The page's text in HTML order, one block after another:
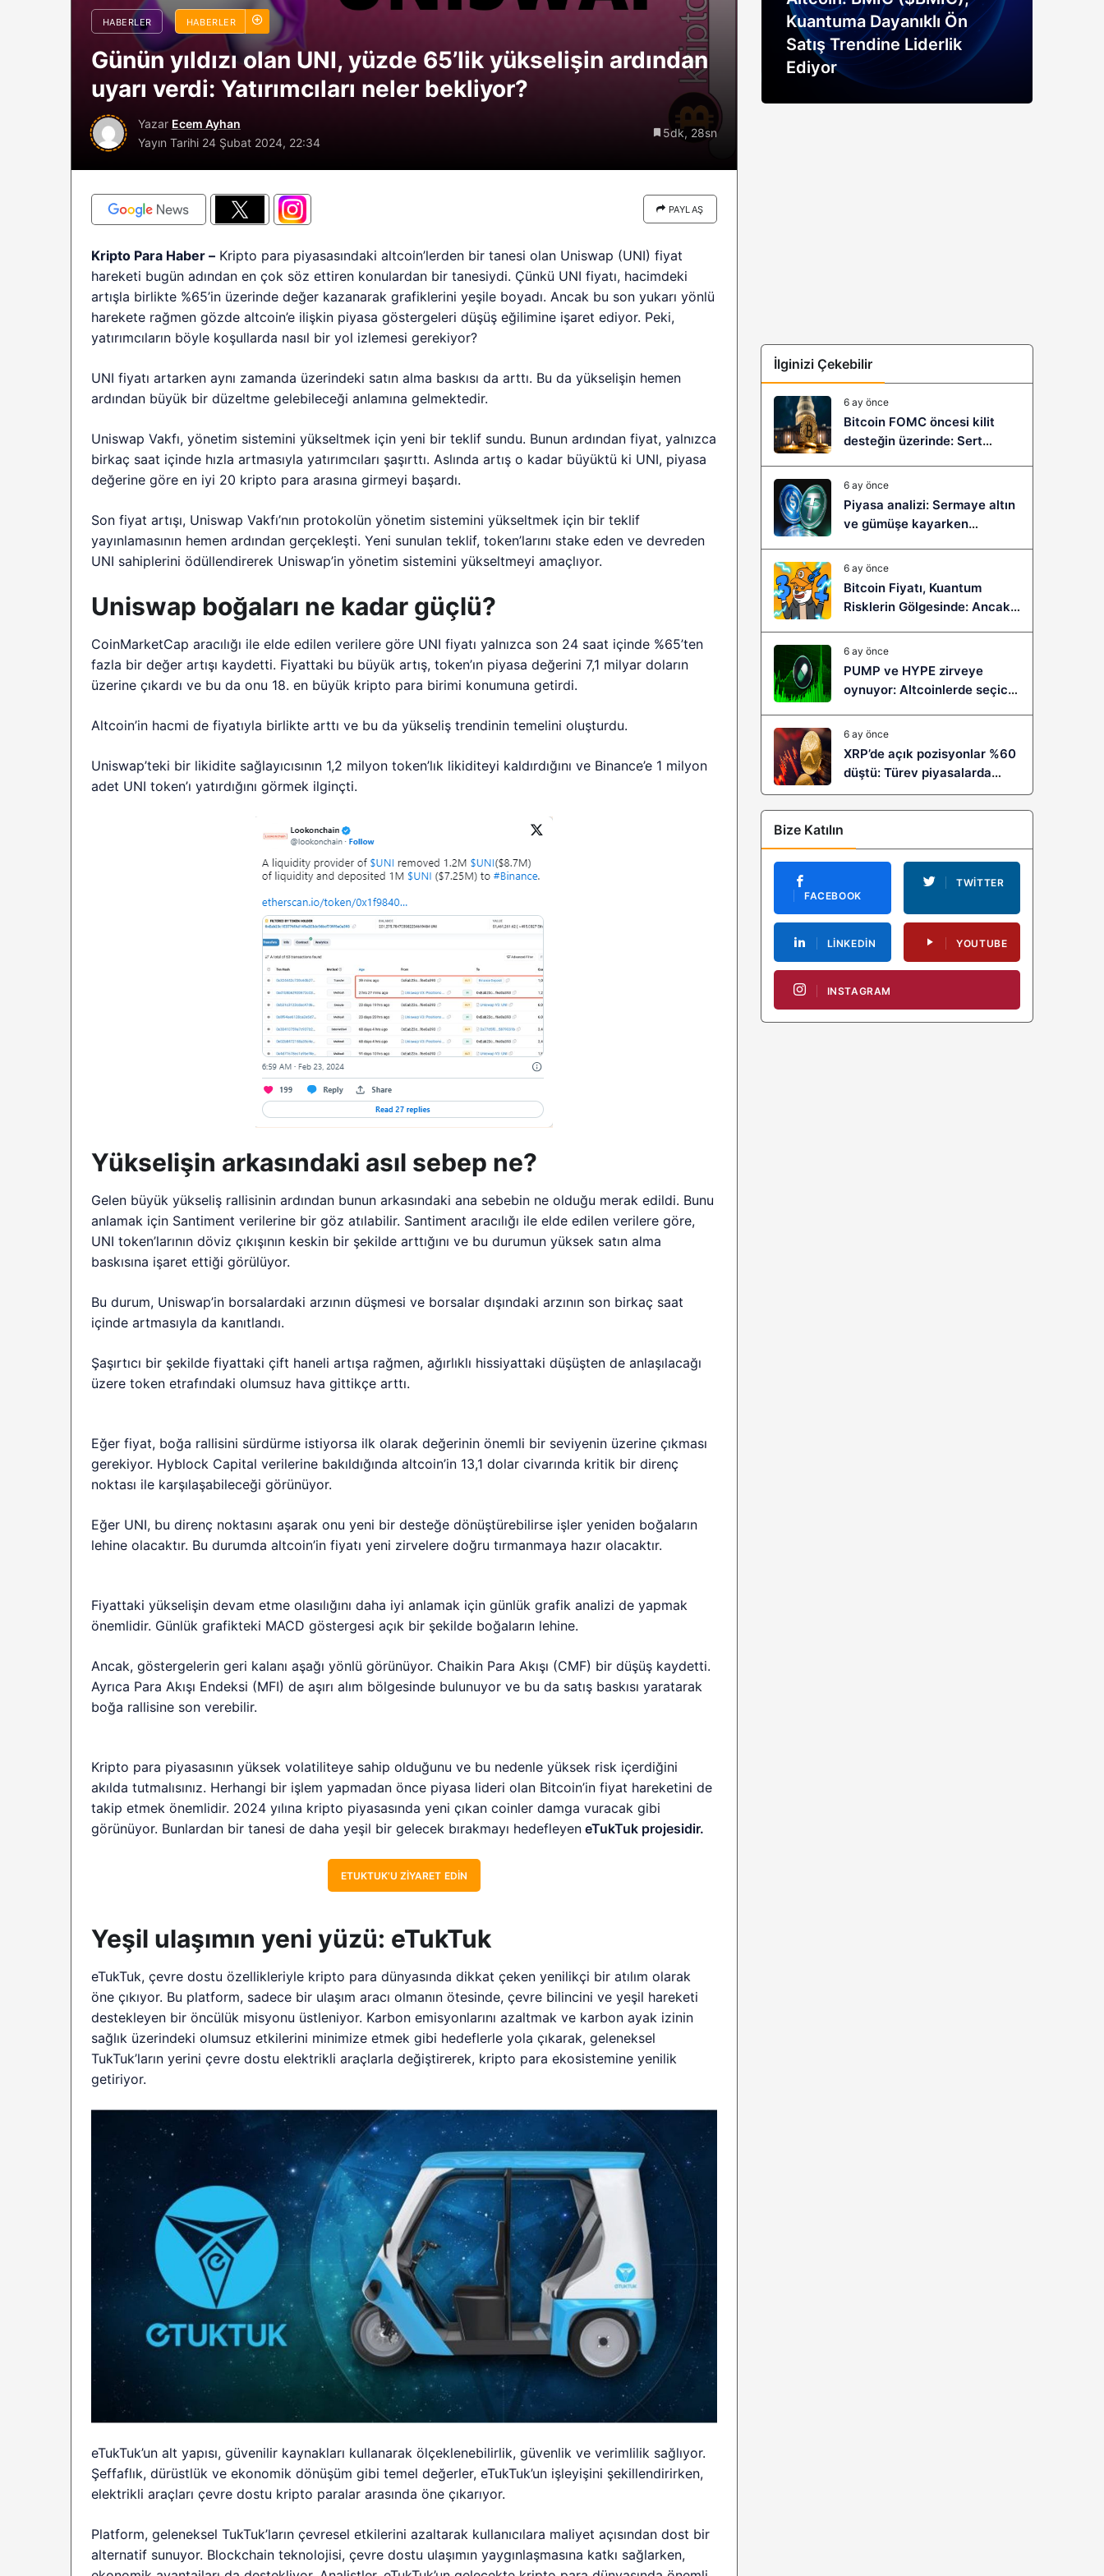
HABERLER HABERLER
Günün yıldızı olan UNI, yüzde 65’lik yükselişin ardından
uyarı verdi: Yatırımcıları neler bekliyor?
Yazar Ecem Ayhan
Yayın Tarihi 24 Şubat 2024, 22:34
5dk, 28sn
PAYLAŞ
Kripto Para Haber – Kripto para piyasasındaki altcoin’lerden bir tanesi olan Uniswap (UNI) fiyat
hareketi bugün adından en çok söz ettiren konulardan bir tanesiydi. Çünkü UNI fiyatı, hacimdeki
artışla birlikte %65’in üzerinde değer kazanarak grafiklerini yeşile boyadı. Ancak bu son yukarı yönlü
harekete rağmen gözde altcoin’e ilişkin piyasa göstergeleri düşüş eğilimine işaret ediyor. Peki,
yatırımcıların böyle koşullarda nasıl bir yol izlemesi gerekiyor?
UNI fiyatı artarken aynı zamanda üzerindeki satın alma baskısı da arttı. Bu da yükselişin hemen
ardından büyük bir düzeltme gelebileceği anlamına gelmektedir.
Uniswap Vakfı, yönetim sistemini yükseltmek için yeni bir teklif sundu. Bunun ardından fiyat, yalnızca
birkaç saat içinde hızla artmasıyla yatırımcıları şaşırttı. Aslında artış o kadar büyüktü ki UNI, piyasa
değerine göre en iyi 20 kripto para arasına girmeyi başardı.
Son fiyat artışı, Uniswap Vakfı’nın protokolün yönetim sistemini yükseltmek için bir teklif
yayınlamasının hemen ardından gerçekleşti. Yeni sunulan teklif, token’larını stake eden ve devreden
UNI sahiplerini ödüllendirerek Uniswap’in yönetim sistemini yükseltmeyi amaçlıyor.
Uniswap boğaları ne kadar güçlü?
CoinMarketCap aracılığı ile elde edilen verilere göre UNI fiyatı yalnızca son 24 saat içinde %65’ten
fazla bir değer artışı kaydetti. Fiyattaki bu büyük artış, token’ın piyasa değerini 7,1 milyar doların
üzerine çıkardı ve bu da onu 18. en büyük kripto para birimi konumuna getirdi.
Altcoin’in hacmi de fiyatıyla birlikte arttı ve bu da yükseliş trendinin temelini oluşturdu.
Uniswap’teki bir likidite sağlayıcısının 1,2 milyon token’lık likiditeyi kaldırdığını ve Binance’e 1 milyon
adet UNI token’ı yatırdığını görmek ilginçti.
Yükselişin arkasındaki asıl sebep ne?
Gelen büyük yükseliş rallisinin ardından bunun arkasındaki ana sebebin ne olduğu merak edildi. Bunu
anlamak için Santiment verilerine bir göz atılabilir. Santiment aracılığı ile elde edilen verilere göre,
UNI token’larının döviz çıkışının keskin bir şekilde arttığını ve bu durumun yüksek satın alma
baskısına işaret ettiği görülüyor.
Bu durum, Uniswap’in borsalardaki arzının düşmesi ve borsalar dışındaki arzının son birkaç saat
içinde artmasıyla da kanıtlandı.
Şaşırtıcı bir şekilde fiyattaki çift haneli artışa rağmen, ağırlıklı hissiyattaki düşüşten de anlaşılacağı
üzere token etrafındaki olumsuz hava gittikçe arttı.
Eğer fiyat, boğa rallisini sürdürme istiyorsa ilk olarak değerinin önemli bir seviyenin üzerine çıkması
gerekiyor. Hyblock Capital verilerine bakıldığında altcoin’in 13,1 dolar civarında kritik bir direnç
noktası ile karşılaşabileceği görünüyor.
Eğer UNI, bu direnç noktasını aşarak onu yeni bir desteğe dönüştürebilirse işler yeniden boğaların
lehine olacaktır. Bu durumda altcoin’in fiyatı yeni zirvelere doğru tırmanmaya hazır olacaktır.
Fiyattaki yükselişin devam etme olasılığını daha iyi anlamak için günlük grafik analizi de yapmak
önemlidir. Günlük grafikteki MACD göstergesi açık bir şekilde boğaların lehine.
Ancak, göstergelerin geri kalanı aşağı yönlü görünüyor. Chaikin Para Akışı (CMF) bir düşüş kaydetti.
Ayrıca Para Akışı Endeksi (MFI) de aşırı alım bölgesinde bulunuyor ve bu da satış baskısı yaratarak
boğa rallisine son verebilir.
Kripto para piyasasının yüksek volatiliteye sahip olduğunu ve bu nedenle yüksek risk içerdiğini
akılda tutmalısınız. Herhangi bir işlem yapmadan önce piyasa lideri olan Bitcoin’in fiyat hareketini de
takip etmek önemlidir. 2024 yılına kripto piyasasında yeni çıkan coinler damga vuracak gibi
görünüyor. Bunlardan bir tanesi de daha yeşil bir gelecek bırakmayı hedefleyen eTukTuk projesidir.
ETUKTUK’U ZIYARET EDIN
Yeşil ulaşımın yeni yüzü: eTukTuk
eTukTuk, çevre dostu özellikleriyle kripto para dünyasında dikkat çeken yenilikçi bir atılım olarak
öne çıkıyor. Bu platform, sadece bir ulaşım aracı olmanın ötesinde, çevre bilincini ve yeşil hareketi
destekleyen bir öncülük misyonu üstleniyor. Karbon emisyonlarını azaltmak ve karbon ayak izinin
sağlık üzerindeki olumsuz etkilerini minimize etmek gibi hedeflerle yola çıkarak, geleneksel
TukTuk’ların yerini çevre dostu elektrikli araçlarla değiştirerek, kripto para ekosistemine yenilik
getiriyor.
eTukTuk’un alt yapısı, güvenilir kaynakları kullanarak ölçeklenebilirlik, güvenlik ve verimlilik sağlıyor.
Şeffaflık, dürüstlük ve ekonomik dönüşüm gibi temel değerler, eTukTuk’un işleyişini şekillendirirken,
elektrikli araçları çevre dostu kripto paralar arasında öne çıkarıyor.
Platform, geleneksel TukTuk’ların çevresel etkilerini azaltarak kullanıcılara maliyet açısından dost bir
alternatif sunuyor. Blockchain teknolojisi, çevre dostu ulaşımın yaygınlaşmasına katkı sağlarken,
sürüyor: Analistlere göre
2026 BTC çöküşü neden
sınırlı kalabilir?
Riski: Uzun Vadeli HYPER
Boğaları 31,1 Milyon Dolarlık
Birikim Yapıyor
Kuantuma Dayanıklı Ön
Satış Trendine Liderlik
Ediyor
İlginizi Çekebilir
6 ay önce
Bitcoin FOMC öncesi kilit
desteğin üzerinde: Sert
geliyor?
6 ay önce
Piyasa analizi: Sermaye altın
ve gümüşe kayarken
6 ay önce
Bitcoin Fiyatı, Kuantum
Risklerin Gölgesinde: Ancak
Sıçramaya Yaşayabilir!
6 ay önce
PUMP ve HYPE zirveye
oynuyor: Altcoinlerde seçici
6 ay önce
XRP’de açık pozisyonlar %60
düştü: Türev piyasalarda
kaldıraç temizliği yeni bir
trendin habercisi mi?
Bize Katılın
FACEBOOK
TWITTER
LINKEDIN YOUTUBE
INSTAGRAM